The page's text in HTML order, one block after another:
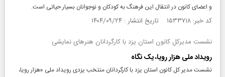
و اعضای کانون در انتقال این فرهنگ به کودکان و نوجوانان بسیار حیاتی است.
کد خبر: ۱۵۳۳۷۱۸ تاریخ انتشار : ۱۴۰۴/۰۹/۲۴
نشست مدیرکل کانون استان یزد با کارگردانان هنرهای نمایشی
رویداد ملی هزار رویا، یک نگاه
نشست مدیر کل کانون استان یزد با کارگردانان منتخب یزدی رویداد ملی «هزار رویا،